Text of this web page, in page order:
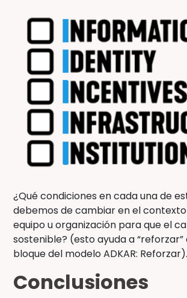
¿Qué condiciones en cada una de
debemos de cambiar en el
equipo u organización para que el
sostenible? (esto ayuda a
bloque del modelo ADKAR: Reforzar).
Conclusiones